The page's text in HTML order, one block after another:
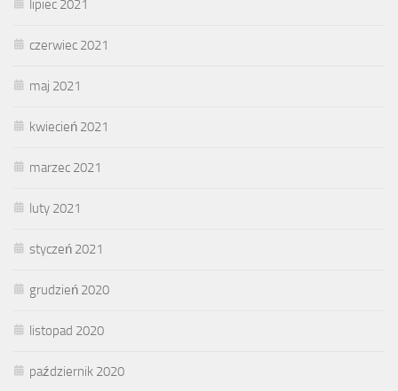
lipiec 2021
czerwiec 2021
maj 2021
kwiecień 2021
marzec 2021
luty 2021
styczeń 2021
grudzień 2020
listopad 2020
październik 2020